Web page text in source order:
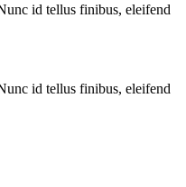
id tellus finibus, eleifend
id tellus finibus, eleifend